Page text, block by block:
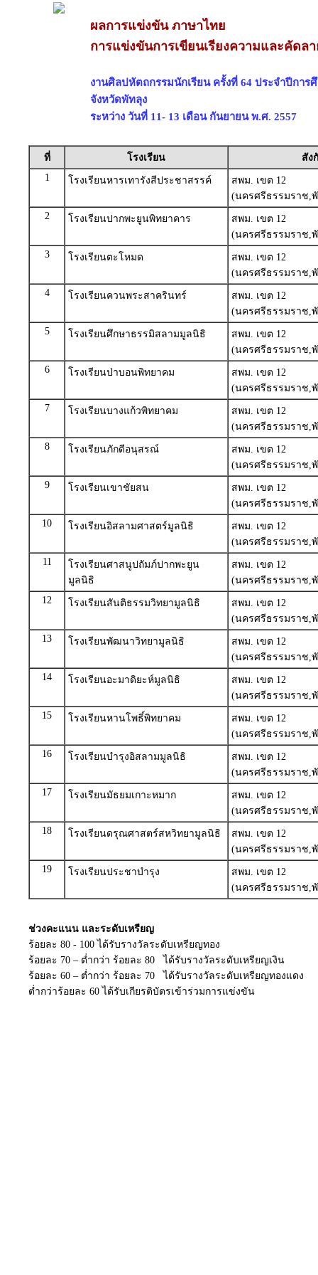
ผลการแข่งขัน ภาษาไทย
การแข่งขันการเขียนเรียงความและคัดล
งานศิลปหัตถกรรมนักเรียน ครั้งที่ 64 ประจำปีการ
จังหวัดพัทลุง
ระหว่าง วันที่ 11- 13 เดือน กันยายน พ.ศ. 2557
ที่ โรงเรียน
สัง
1
โรงเรียนหารเทารังสีประชาสรรค์
สพม. เขต 12
(นครศรีธรรมราช,
2
โรงเรียนปากพะยูนพิทยาคาร
สพม. เขต 12
(นครศรีธรรมราช,
3
โรงเรียนตะโหมด
สพม. เขต 12
(นครศรีธรรมราช,
4
โรงเรียนควนพระสาครินทร์
สพม. เขต 12
(นครศรีธรรมราช,
5
โรงเรียนศึกษาธรรมิสลามมูลนิธิ
สพม. เขต 12
(นครศรีธรรมราช,
6
โรงเรียนป่าบอนพิทยาคม
สพม. เขต 12
(นครศรีธรรมราช,
7
โรงเรียนบางแก้วพิทยาคม
สพม. เขต 12
(นครศรีธรรมราช,
8
โรงเรียนภักดีอนุสรณ์
สพม. เขต 12
(นครศรีธรรมราช,
9
โรงเรียนเขาชัยสน
สพม. เขต 12
(นครศรีธรรมราช,
10
โรงเรียนอิสลามศาสตร์มูลนิธิ
สพม. เขต 12
(นครศรีธรรมราช,
11
โรงเรียนศาสนูปถัมภ์ปากพะยูน
มูลนิธิ
สพม. เขต 12
(นครศรีธรรมราช,
12
โรงเรียนสันติธรรมวิทยามูลนิธิ
สพม. เขต 12
(นครศรีธรรมราช,
13
โรงเรียนพัฒนาวิทยามูลนิธิ
สพม. เขต 12
(นครศรีธรรมราช,
14
โรงเรียนอะมาดิยะห์มูลนิธิ
สพม. เขต 12
(นครศรีธรรมราช,
15
โรงเรียนหานโพธิ์พิทยาคม
สพม. เขต 12
(นครศรีธรรมราช,
16
โรงเรียนบำรุงอิสลามมูลนิธิ
สพม. เขต 12
(นครศรีธรรมราช,
17
โรงเรียนมัธยมเกาะหมาก
สพม. เขต 12
(นครศรีธรรมราช,
18
โรงเรียนดรุณศาสตร์สหวิทยามูลนิธิ
สพม. เขต 12
(นครศรีธรรมราช,
19
โรงเรียนประชาบำรุง
สพม. เขต 12
(นครศรีธรรมราช,
ช่วงคะแนน และระดับเหรียญ
ร้อยละ 80 - 100 ได้รับรางวัลระดับเหรียญทอง
ร้อยละ 70 – ต่ำกว่า ร้อยละ 80 ได้รับรางวัลระดับเหรียญเงิน
ร้อยละ 60 – ต่ำกว่า ร้อยละ 70 ได้รับรางวัลระดับเหรียญทองแดง
ต่ำกว่าร้อยละ 60 ได้รับเกียรติบัตรเข้าร่วมการแข่งขัน